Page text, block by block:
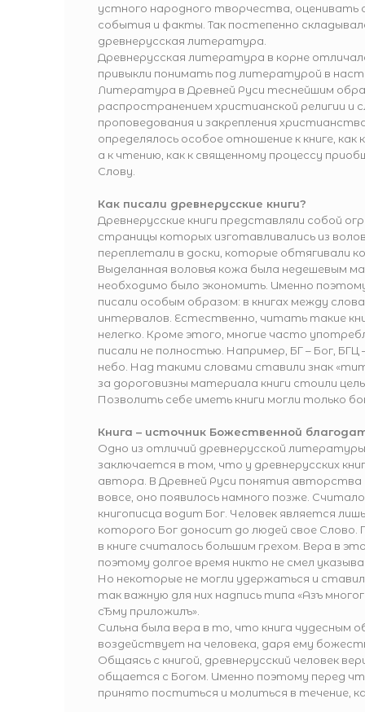
устного народного творчества, оценивать
события и факты. Так постепенно
древнерусская литература.
Древнерусская литература в корне
привыкли понимать под литературой в
Литература в Древней Руси теснейшим
распространением христианской религии и
проповедования и закрепления
определялось особое отношение к книге,
а к чтению, как к священному процессу
Слову.
Как писали древнерусские книги?
Древнерусские книги представляли собой
страницы которых изготавливались из
переплетали в доски, которые обтягивали
Выделанная воловья кожа была недешевым
необходимо было экономить. Именно
писали особым образом: в книгах между
интервалов. Естественно, читать такие
нелегко. Кроме этого, многие часто
писали не полностью. Например, БГ – Бог, БГЦ
небо. Над такими словами ставили знак
за дороговизны материала книги стоили
Позволить себе иметь книги могли только
Книга – источник Божественной
Одно из отличий древнерусской
заключается в том, что у древнерусских
автора. В Древней Руси понятия
вовсе, оно появилось намного позже.
книгописца водит Бог. Человек является
которого Бог доносит до людей свое
в книге считалось большим грехом. Вера в
поэтому долгое время никто не смел
Но некоторые не могли удержаться и
так важную для них надпись типа «Азъ
сЂму приложилъ».
Сильна была вера в то, что книга чудесным
воздействует на человека, даря ему
Общаясь с книгой, древнерусский человек
общается с Богом. Именно поэтому перед
принято поститься и молиться в течение,